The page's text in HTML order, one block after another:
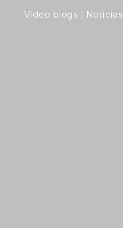
Vídeo blogs Noticias